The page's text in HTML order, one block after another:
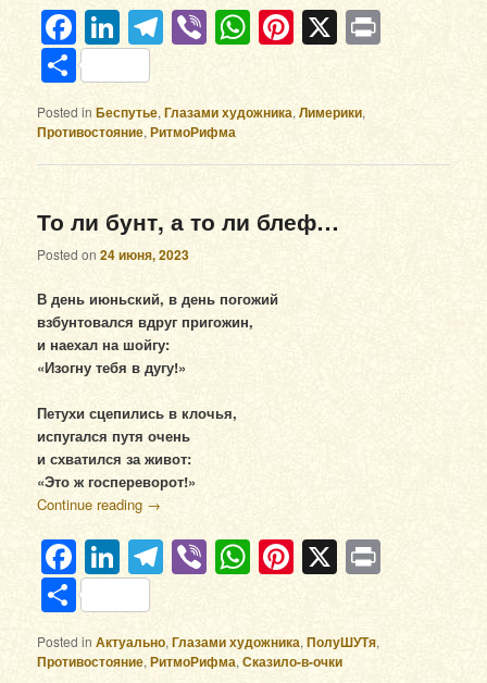
Facebook
LinkedIn
Telegram
ViberWhatsApp
Pinterest
X
Отправить
Posted in Беспутье,Глазами художника,Лимерики,
Противостояние,РитмоРифма
То ли бунт, а то ли блеф…
Posted on24 июня, 2023
В день июньский, в день погожий
взбунтовался вдруг пригожин,
и наехал на шойгу:
«Изогну тебя в дугу!»
Петухи сцепились в клочья,
испугался путя очень
и схватился за живот:
«Это ж госпереворот!»
Continue reading →
Facebook
LinkedIn
Telegram
ViberWhatsApp
Pinterest
X
Отправить
Posted in Актуально,Глазами художника,ПолуШУТя,
Противостояние,РитмоРифма,Сказило-в-очки